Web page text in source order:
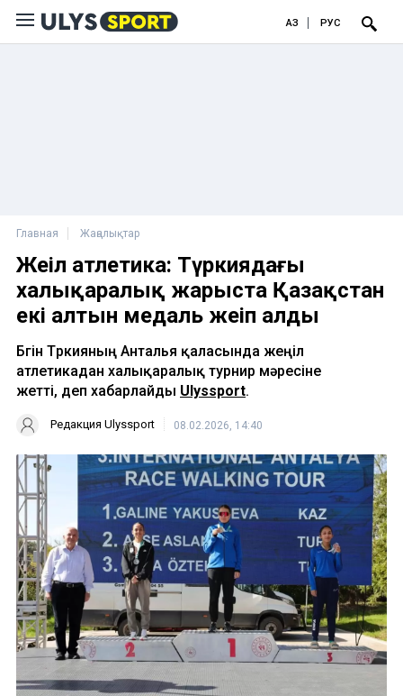
ҚАЗ РУС
Главная Жаңалықтар
Жеңіл атлетика: Түркиядағы
халықаралық жарыста Қазақстан
екі алтын медаль жеңіп алды
Бүгін Түркияның Анталья қаласында жеңіл
атлетикадан халықаралық турнир мәресіне
жетті, деп хабарлайды Ulyssport.
Редакция Ulyssport 08.02.2026, 14:40